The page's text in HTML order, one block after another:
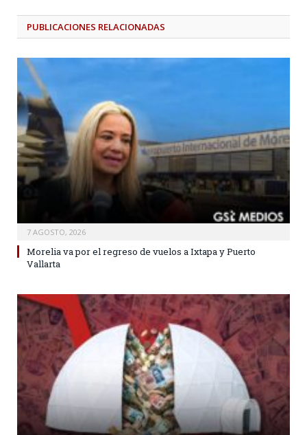
PUBLICACIONES RELACIONADAS
7 AGOSTO, 2026
Morelia va por el regreso de vuelos a Ixtapa y Puerto
Vallarta